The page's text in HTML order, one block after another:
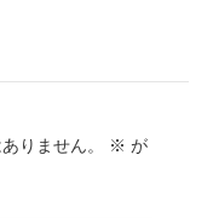
りません。 ※ が